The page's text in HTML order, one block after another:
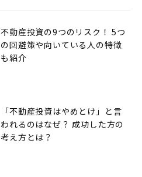
不動産投資の9つのリスク！ 5つ
の回避策や向いている人の特徴
も紹介
「不動産投資はやめとけ」と言
われるのはなぜ？ 成功した方の
考え方とは？